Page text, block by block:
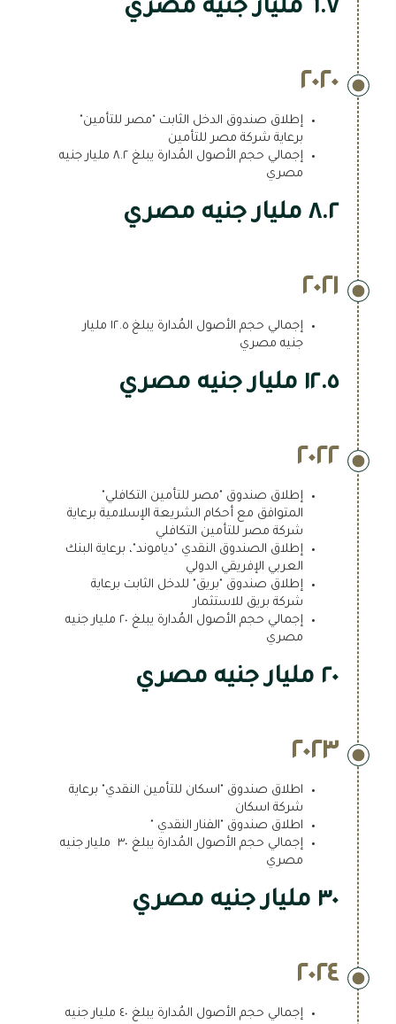
٦.٧ مليار جنيه مصري
٢٠٢٠
إطلاق صندوق الدخل الثابت "مصر للتأمين"
برعاية شركة مصر للتأمين
إجمالي حجم الأصول المُدارة يبلغ ٨.٢ مليار جنيه
مصري
٨.٢ مليار جنيه مصري
٢٠٢١
إجمالي حجم الأصول المُدارة يبلغ ١٢.٥ مليار
جنيه مصري
١٢.٥ مليار جنيه مصري
٢٠٢٢
إطلاق صندوق "مصر للتأمين التكافلي"
المتوافق مع أحكام الشريعة الإسلامية برعاية
شركة مصر للتأمين التكافلي
إطلاق الصندوق النقدي "دياموند"، برعاية البنك
العربي الإفريقي الدولي
إطلاق صندوق "بريق" للدخل الثابت برعاية
شركة بريق للاستثمار
إجمالي حجم الأصول المُدارة يبلغ ٢٠ مليار جنيه
مصري
٢٠ مليار جنيه مصري
٢٠٢٣
اطلاق صندوق "اسكان للتأمين النقدي" برعاية
شركة اسكان
اطلاق صندوق "الفنار النقدي "
إجمالي حجم الأصول المُدارة يبلغ ٣٠ مليار جنيه
مصري
٣٠ مليار جنيه مصري
٢٠٢٤
إجمالي حجم الأصول المُدارة يبلغ ٤٠ مليار جنيه